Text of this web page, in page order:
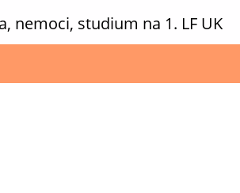
nemoci, studium na 1. LF UK